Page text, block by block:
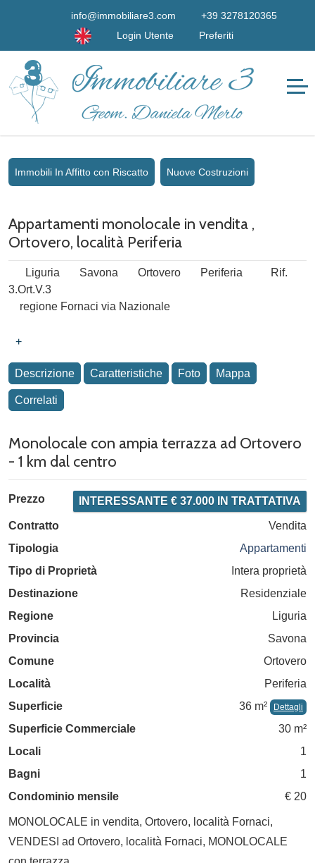
info@immobiliare3.com
+39 3278120365
Login Utente
Preferiti
Immobili In Affitto con Riscatto Nuove Costruzioni
Appartamenti monolocale in vendita ,
Ortovero, località Periferia
Liguria Savona Ortovero Periferia
Rif.
3.Ort.V.3
regione Fornaci via Nazionale
+
Descrizione Caratteristiche Foto Mappa
Correlati
Monolocale con ampia terrazza ad Ortovero
- 1 km dal centro
Prezzo INTERESSANTE € 37.000 IN TRATTATIVA
Contratto
Vendita
Tipologia
Appartamenti
Tipo di Proprietà
Intera proprietà
Destinazione
Residenziale
Regione
Liguria
Provincia
Savona
Comune
Ortovero
Località
Periferia
Superficie
36 m² Dettagli
Superficie Commerciale
30 m²
Locali
1
Bagni
1
Condominio mensile
€ 20
MONOLOCALE in vendita, Ortovero, località Fornaci,
VENDESI ad Ortovero, località Fornaci, MONOLOCALE